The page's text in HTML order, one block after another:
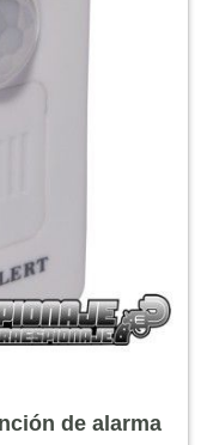
de alarma